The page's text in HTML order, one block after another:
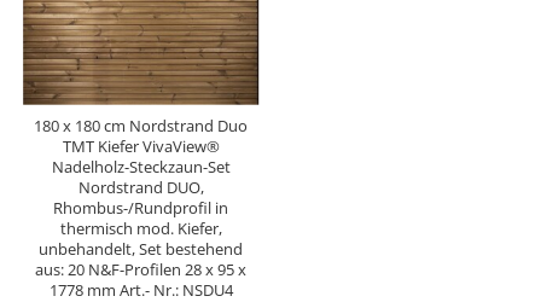
180 x 180 cm Nordstrand Duo
TMT Kiefer VivaView®
Nadelholz-Steckzaun-Set
Nordstrand DUO,
Rhombus-/Rundprofil in
thermisch mod. Kiefer,
unbehandelt, Set bestehend
aus: 20 N&F-Profilen 28 x 95 x
1778 mm Art.- Nr.: NSDU4